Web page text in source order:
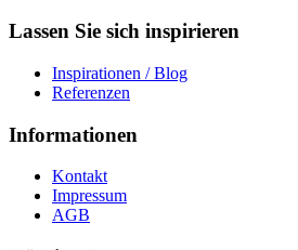
Lassen Sie sich inspirieren
Inspirationen / Blog
Referenzen
Informationen
Kontakt
Impressum
AGB